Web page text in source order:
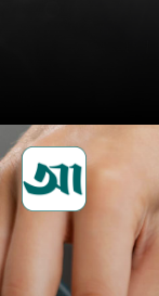
বারবার
গোসল